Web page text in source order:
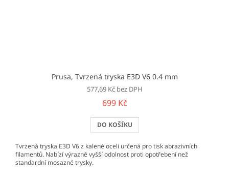
Prusa, Tvrzená tryska E3D V6 0.4 mm
577,69 Kč bez DPH
699 Kč
DO KOŠÍKU
Tvrzená tryska E3D V6 z kalené oceli určená pro tisk abrazivních
filamentů. Nabízí výrazně vyšší odolnost proti opotřebení než
standardní mosazné trysky.